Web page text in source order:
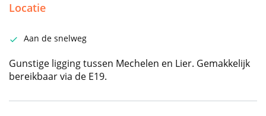
Locatie
Aan de snelweg
Gunstige ligging tussen Mechelen en Lier. Gemakkelijk
bereikbaar via de E19.